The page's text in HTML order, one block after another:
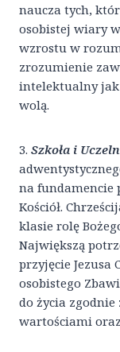
naucza tych,
osobistej wiary
wzrostu w
zrozumienie
intelektualny jak
wolą.
3. Szkoła i
na fundamencie
Kościół.
klasie rolę
Największą
przyjęcie Jezusa
osobistego
do życia
wartościami